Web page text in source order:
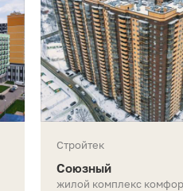
Стройтек
Союзный
жилой комплекс